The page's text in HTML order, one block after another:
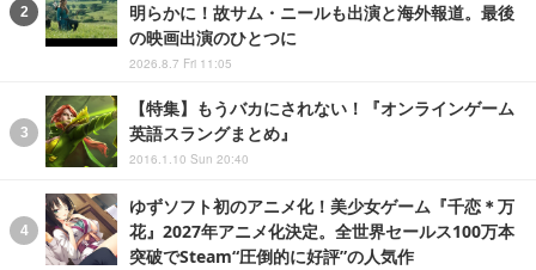
明らかに！故サム・ニールも出演と海外報道。最後
の映画出演のひとつに
2026.8.7 Fri 11:05
【特集】もうバカにされない！『オンラインゲーム
英語スラングまとめ』
2016.1.10 Sun 20:40
ゆずソフト初のアニメ化！美少女ゲーム『千恋＊万
花』2027年アニメ化決定。全世界セールス100万本
突破でSteam“圧倒的に好評”の人気作